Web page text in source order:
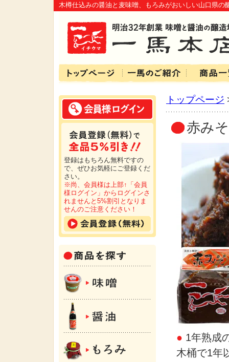
木樽仕込みの醤油と麦味噌、もろみがおいしい山口県
トップページ
赤み
● 1年熟
木桶で1年
登録はもちろん無料ですの
で、ぜひお気軽にご登録くだ
さい。
※尚、会員様は上部↑「会員
様ログイン」からログインさ
れませんと5%割引となりま
せんのご注意ください！